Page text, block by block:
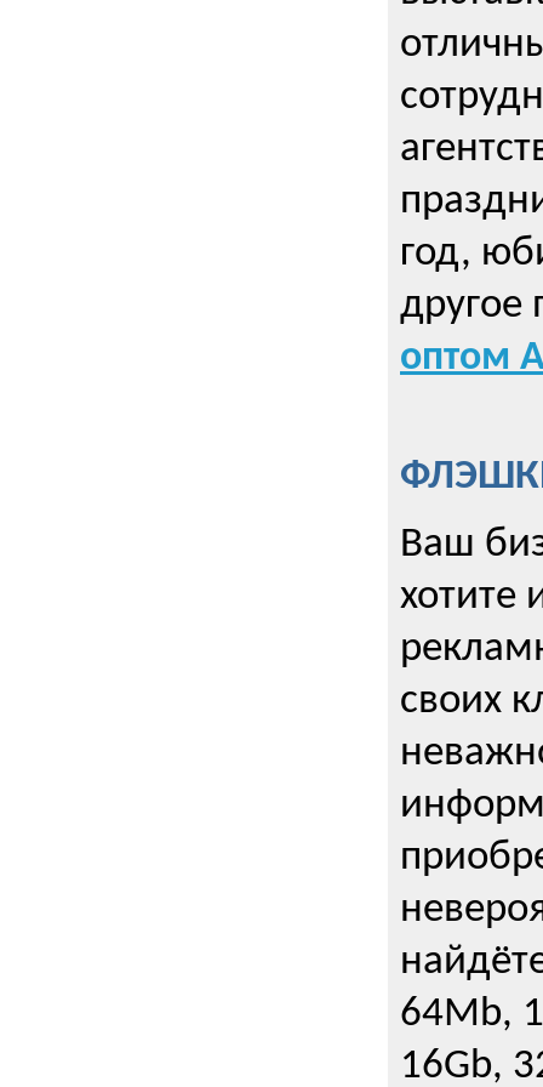
год,
другое
оптом
Ваш
хотите
своих
64Mb,
16Gb,